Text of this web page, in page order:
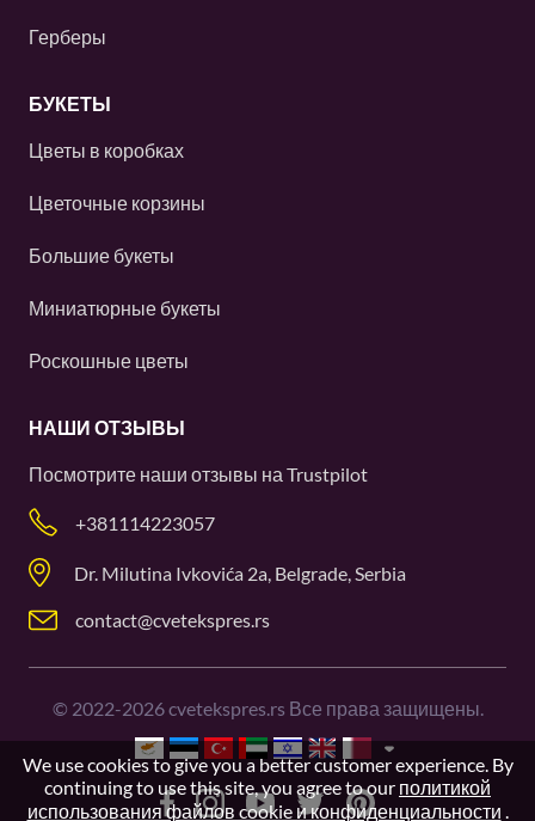
Герберы
БУКЕТЫ
Цветы в коробках
Цветочные корзины
Большие букеты
Миниатюрные букеты
Роскошные цветы
НАШИ ОТЗЫВЫ
Посмотрите наши отзывы на Trustpilot
+381114223057
Dr. Milutina Ivkovića 2a, Belgrade, Serbia
contact@cvetekspres.rs
© 2022-2026cvetekspres.rs Все права защищены.
We use cookies to give you a better customer experience. By
continuing to use this site, you agree to our политикой
использования файлов cookie и конфиденциальности .